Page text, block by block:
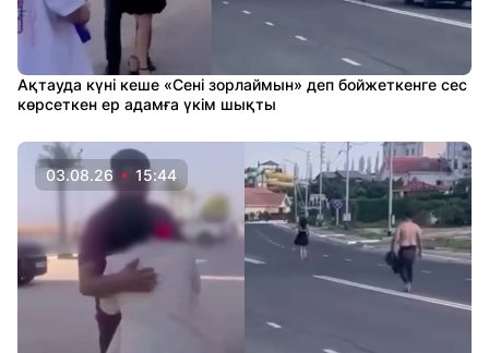
Ақтауда күні кеше «Сені зорлаймын» деп бойжеткенге сес
көрсеткен ер адамға үкім шықты
03.08.26 15:44